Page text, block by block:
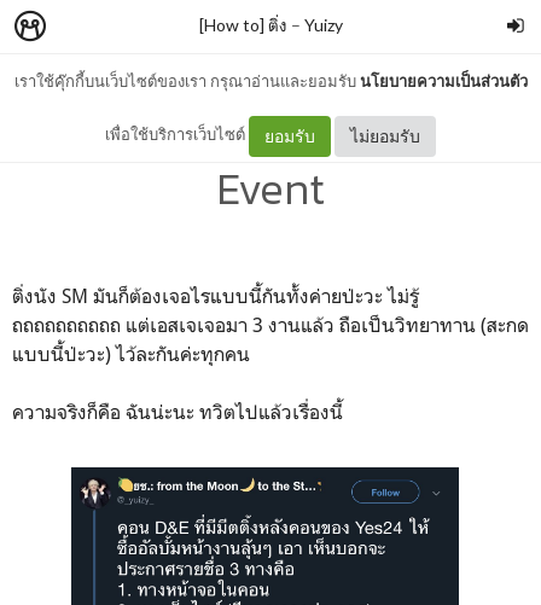
เราใช้คุ๊กกี้บนเว็บไซต์ของเรา กรุณาอ่านและยอมรับนโยบายความเป็นส่วนตัว
เพื่อใช้บริการเว็บไซต์ ยอมรับ ไม่ยอมรับ
[How to] ติ่ง – Yuizy
[How to] Go to Yes24
Event
ติ่งนัง SM มันก็ต้องเจอไรแบบนี้กันทั้งค่ายป่ะวะ ไม่รู้
ถถถถถถถถถถ แต่เอสเจเจอมา 3 งานแล้ว ถือเป็นวิทยาทาน (สะกด
แบบนี้ป่ะวะ) ไว้ละกันค่ะทุกคน
ความจริงก็คือ ฉันน่ะนะ ทวิตไปแล้วเรื่องนี้